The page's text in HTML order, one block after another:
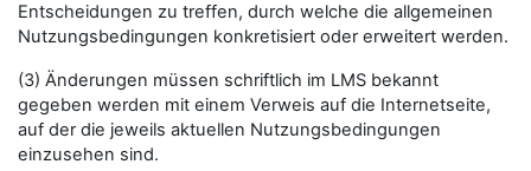
Entscheidungen zu treffen, durch welche die allgemeinen
Nutzungsbedingungen konkretisiert oder erweitert werden.
(3) Änderungen müssen schriftlich im LMS bekannt
gegeben werden mit einem Verweis auf die Internetseite,
auf der die jeweils aktuellen Nutzungsbedingungen
einzusehen sind.